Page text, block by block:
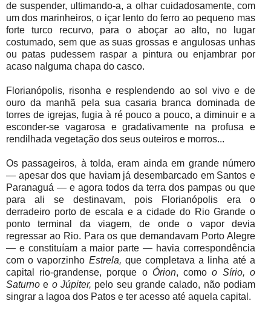
de suspender, ultimando-a, a olhar cuidadosamente, com
um dos marinheiros, o içar lento do ferro ao pequeno mas
forte turco recurvo, para o aboçar ao alto, no lugar
costumado, sem que as suas grossas e angulosas unhas
ou patas pudessem raspar a pintura ou enjambrar por
acaso nalguma chapa do casco.
Florianópolis, risonha e resplendendo ao sol vivo e de
ouro da manhã pela sua casaria branca dominada de
torres de igrejas, fugia à ré pouco a pouco, a diminuir e a
esconder-se vagarosa e gradativamente na profusa e
rendilhada vegetação dos seus outeiros e morros...
Os passageiros, à tolda, eram ainda em grande número
— apesar dos que haviam já desembarcado em Santos e
Paranaguá — e agora todos da terra dos pampas ou que
para ali se destinavam, pois Florianópolis era o
derradeiro porto de escala e a cidade do Rio Grande o
ponto terminal da viagem, de onde o vapor devia
regressar ao Rio. Para os que demandavam Porto Alegre
— e constituíam a maior parte — havia correspondência
com o vaporzinho Estrela, que completava a linha até a
capital rio-grandense, porque o Órion, comoo Sírio, o
Saturnoe o Júpiter, pelo seu grande calado, não podiam
singrar a lagoa dos Patos e ter acesso até aquela capital.